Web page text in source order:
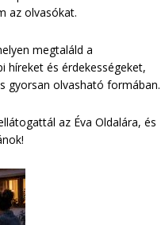
az olvasókat.
megtaláld a
híreket és érdekességeket,
gyorsan olvasható formában.
az Éva Oldalára, és